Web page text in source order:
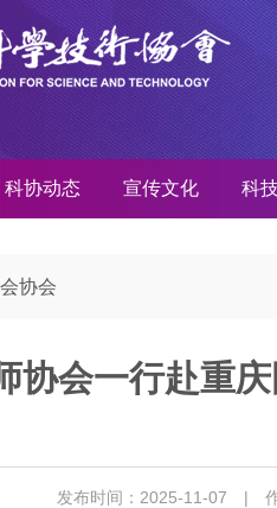
科协动态 宣传文化 科
协会
协会一行赴重
发布时间：2025-11-07 | 作